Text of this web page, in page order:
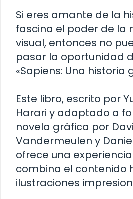
Si eres amante de la
fascina el poder de la
visual, entonces no
pasar la oportunidad
«Sapiens: Una historia
Este libro, escrito por
Harari y adaptado a
novela gráfica por
Vandermeulen y
ofrece una
combina el contenido
ilustraciones